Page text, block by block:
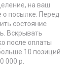
на ваш
посылке. Перед
состояние
Вскрывать
после оплаты
10 позиций
000 р.